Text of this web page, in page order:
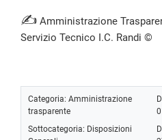
✍ Amministrazione
Servizio Tecnico I.C. Randi ©
Categoria: Amministrazione
trasparente
Sottocategoria: Disposizioni